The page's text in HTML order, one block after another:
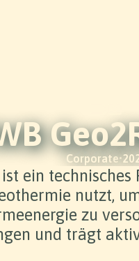
Corporate•
ein
nutzt,
zu
und trägt